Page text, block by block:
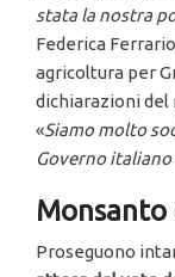
stata la nostra
Federica
agricoltura per
dichiarazioni del
«Siamo molto
Governo
Proseguono